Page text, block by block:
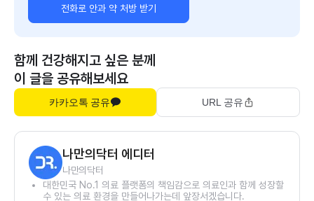
전화로 안과 약 처방 받기
함께 건강해지고 싶은 분께
이 글을 공유해보세요
카카오톡 공유 URL 공유
나만의닥터 에디터
나만의닥터
대한민국 No.1 의료 플랫폼의 책임감으로 의료인과 함께 성장할
수 있는 의료 환경을 만들어나가는데 앞장서겠습니다.